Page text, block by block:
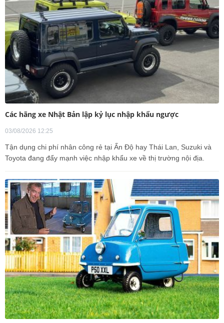
Các hãng xe Nhật Bản lập kỷ lục nhập khẩu ngược
03/08/2026 12:25
Tận dụng chi phí nhân công rẻ tại Ấn Độ hay Thái Lan, Suzuki và
Toyota đang đẩy mạnh việc nhập khẩu xe về thị trường nội địa.